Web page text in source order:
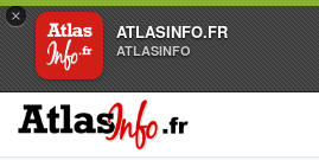
×
ATLASINFO.FR
ATLASINFO